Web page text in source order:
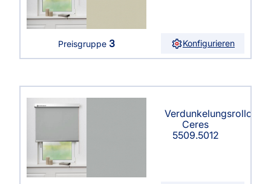
Preisgruppe 3 Konfigurieren
Verdunkelungsrollo
Ceres
5509.5012